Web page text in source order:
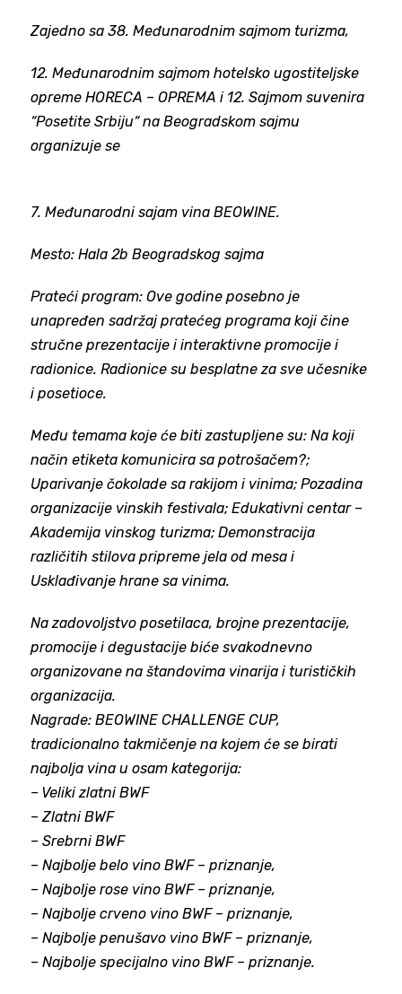
Zajedno sa 38. Međunarodnim sajmom turizma,
12. Međunarodnim sajmom hotelsko ugostiteljske
opreme HORECA – OPREMAi 12. Sajmom suvenira
“Posetite Srbiju“ na Beogradskom sajmu
organizuje se
7. Međunarodni sajam vina BEOWINE.
Mesto: Hala 2b Beogradskog sajma
Prateći program: Ove godine posebno je
unapređen sadržaj pratećeg programa koji čine
stručne prezentacije i interaktivne promocije i
radionice. Radionice su besplatne za sve učesnike
i posetioce.
Među temama koje će biti zastupljene su: Na koji
način etiketa komunicira sa potrošačem?;
Uparivanje čokolade sa rakijom i vinima; Pozadina
organizacije vinskih festivala; Edukativni centar –
Akademija vinskog turizma; Demonstracija
različitih stilova pripreme jela od mesa i
Usklađivanje hrane sa vinima.
Na zadovoljstvo posetilaca, brojne prezentacije,
promocije i degustacije biće svakodnevno
organizovane na štandovima vinarija i turističkih
organizacija.
Nagrade: BEOWINE CHALLENGE CUP,
tradicionalno takmičenje na kojem će se birati
najbolja vina u osam kategorija:
– Veliki zlatni BWF
– Zlatni BWF
– Srebrni BWF
– Najbolje belo vino BWF – priznanje,
– Najbolje rose vino BWF – priznanje,
– Najbolje crveno vino BWF – priznanje,
– Najbolje penušavo vino BWF – priznanje,
– Najbolje specijalno vino BWF – priznanje.